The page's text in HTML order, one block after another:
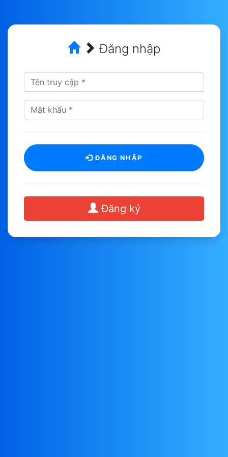
Đăng nhập
ĐĂNG NHẬP
Đăng ký